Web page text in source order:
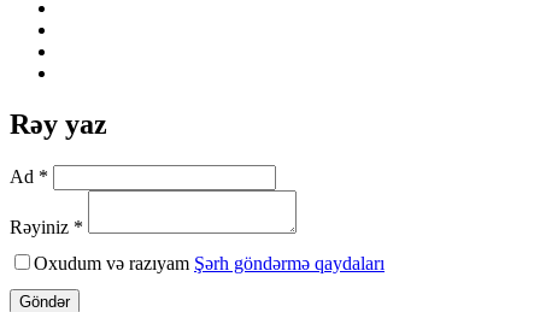
Rəy yaz
Ad *
Rəyiniz *
Oxudum və razıyam Şərh göndərmə qaydaları
Göndər